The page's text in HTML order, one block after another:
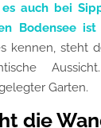
auch bei
Bodensee ist
kennen, steht
Garten.
die